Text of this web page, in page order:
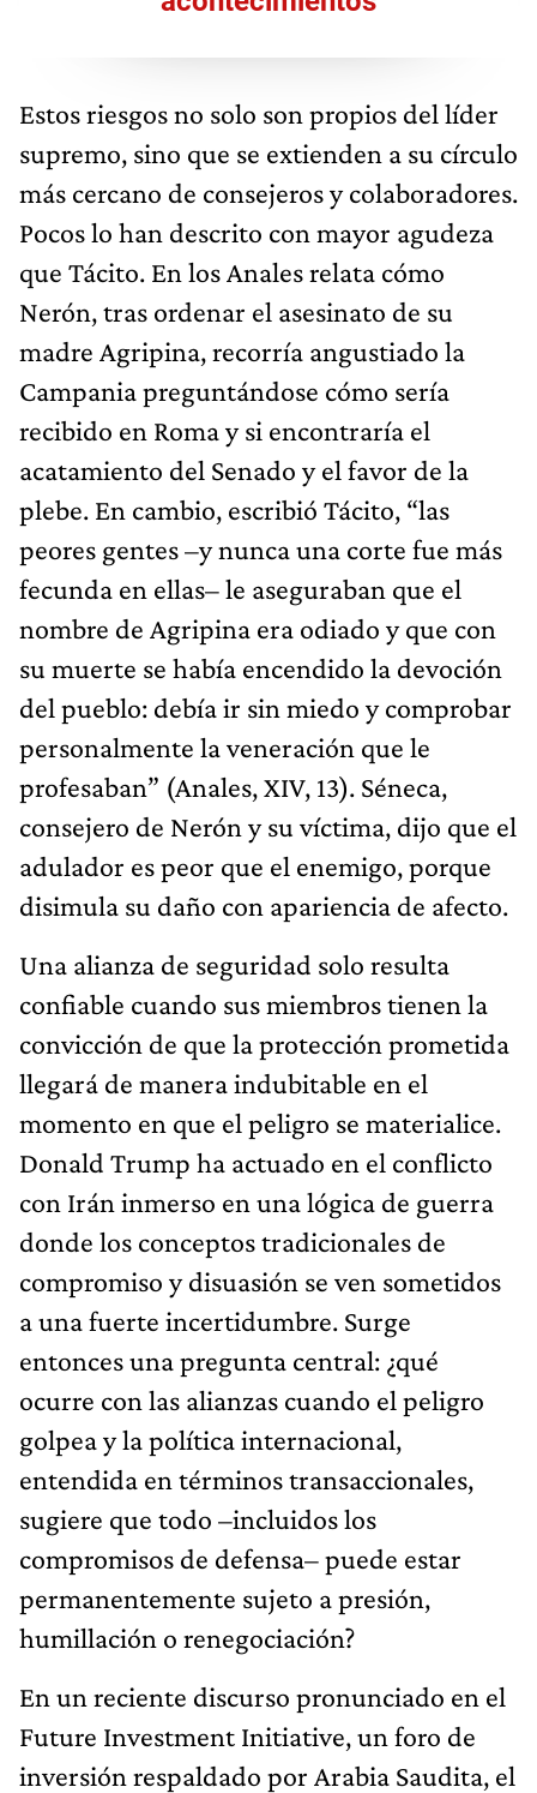
Estos riesgos no solo son propios del líder
supremo, sino que se extienden a su círculo
más cercano de consejeros y colaboradores.
Pocos lo han descrito con mayor agudeza
que Tácito. En los Anales relata cómo
Nerón, tras ordenar el asesinato de su
madre Agripina, recorría angustiado la
Campania preguntándose cómo sería
recibido en Roma y si encontraría el
acatamiento del Senado y el favor de la
plebe. En cambio, escribió Tácito, “las
peores gentes –y nunca una corte fue más
fecunda en ellas– le aseguraban que el
nombre de Agripina era odiado y que con
su muerte se había encendido la devoción
del pueblo: debía ir sin miedo y comprobar
personalmente la veneración que le
profesaban” (Anales, XIV, 13). Séneca,
consejero de Nerón y su víctima, dijo que el
adulador es peor que el enemigo, porque
disimula su daño con apariencia de afecto.
Una alianza de seguridad solo resulta
confiable cuando sus miembros tienen la
convicción de que la protección prometida
llegará de manera indubitable en el
momento en que el peligro se materialice.
Donald Trump ha actuado en el conflicto
con Irán inmerso en una lógica de guerra
donde los conceptos tradicionales de
compromiso y disuasión se ven sometidos
a una fuerte incertidumbre. Surge
entonces una pregunta central: ¿qué
ocurre con las alianzas cuando el peligro
golpea y la política internacional,
entendida en términos transaccionales,
sugiere que todo –incluidos los
compromisos de defensa– puede estar
permanentemente sujeto a presión,
humillación o renegociación?
En un reciente discurso pronunciado en el
Future Investment Initiative, un foro de
inversión respaldado por Arabia Saudita, el